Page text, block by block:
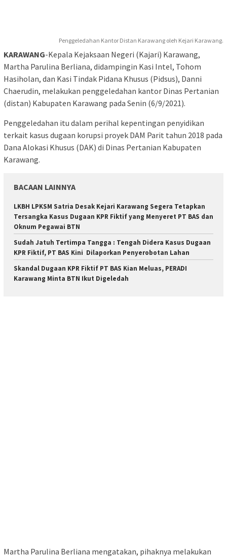
Penggeledahan Kantor Distan Karawang oleh Kejari Karawang.
KARAWANG-Kepala Kejaksaan Negeri (Kajari) Karawang,
Martha Parulina Berliana, didampingin Kasi Intel, Tohom
Hasiholan, dan Kasi Tindak Pidana Khusus (Pidsus), Danni
Chaerudin, melakukan penggeledahan kantor Dinas Pertanian
(distan) Kabupaten Karawang pada Senin (6/9/2021).
Penggeledahan itu dalam perihal kepentingan penyidikan
terkait kasus dugaan korupsi proyek DAM Parit tahun 2018 pada
Dana Alokasi Khusus (DAK) di Dinas Pertanian Kabupaten
Karawang.
BACAAN LAINNYA
LKBH LPKSM Satria Desak Kejari Karawang Segera Tetapkan
Tersangka Kasus Dugaan KPR Fiktif yang Menyeret PT BAS dan
Oknum Pegawai BTN
Sudah Jatuh Tertimpa Tangga : Tengah Didera Kasus Dugaan
KPR Fiktif, PT BAS Kini Dilaporkan Penyerobotan Lahan
Skandal Dugaan KPR Fiktif PT BAS Kian Meluas, PERADI
Karawang Minta BTN Ikut Digeledah
Martha Parulina Berliana mengatakan, pihaknya melakukan